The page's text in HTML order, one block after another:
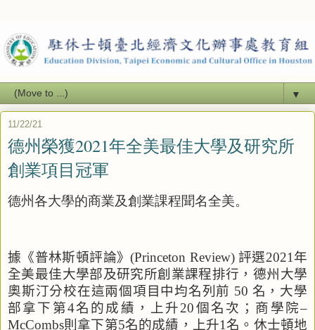
▼
11/22/21
德州榮獲2021年全美最佳大學及研究所
創業項目冠軍
德州各大學的商業及創業課程聞名全美。
據《普林斯頓評論》(Princeton Review) 評選2021 年
全美最佳大學部及研究所創業課程排行，德州大學
奧斯汀分校在這兩個項目中均名列前 50 名，大學
部拿下第4名的成績，上升20個名次；商學院–
McCombs則拿下第5名的成績，上升1名。休士頓地